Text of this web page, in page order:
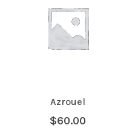
Azrouel
$60.00